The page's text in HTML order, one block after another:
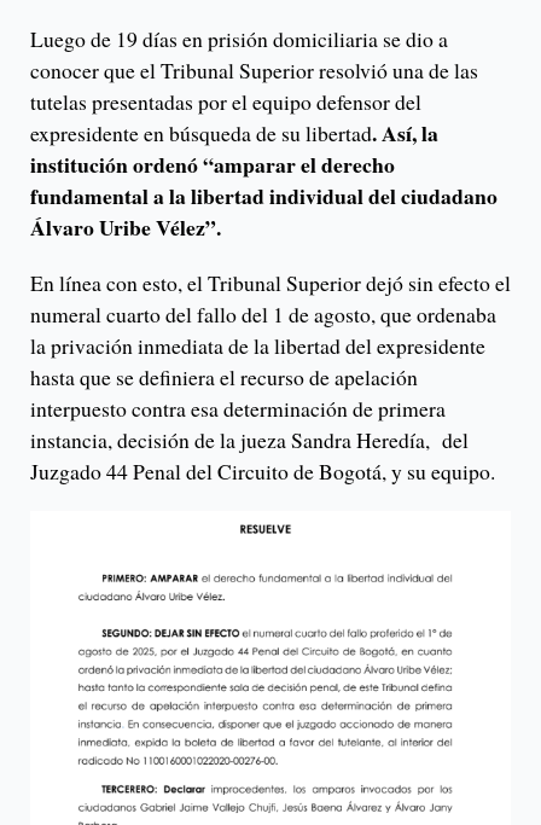
Luego de 19 días en prisión domiciliaria se dio a
conocer que el Tribunal Superior resolvió una de las
tutelas presentadas por el equipo defensor del
expresidente en búsqueda de su libertad. Así, la
institución ordenó “amparar el derecho
fundamental a la libertad individual del ciudadano
Álvaro Uribe Vélez”.
En línea con esto, el Tribunal Superior dejó sin efecto el
numeral cuarto del fallo del 1 de agosto, que ordenaba
la privación inmediata de la libertad del expresidente
hasta que se definiera el recurso de apelación
interpuesto contra esa determinación de primera
instancia, decisión de la jueza Sandra Heredía, del
Juzgado 44 Penal del Circuito de Bogotá, y su equipo.